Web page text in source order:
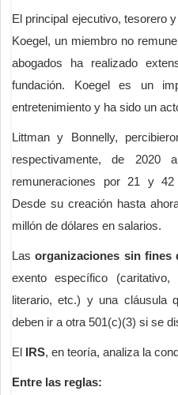
El principal ejecutivo, tesorero
Koegel, un miembro no
abogados ha realizado
fundación. Koegel es un
entretenimiento y ha sido un
Littman y Bonnelly,
respectivamente, de 2020
remuneraciones por 21 y 42
Desde su creación hasta
millón de dólares en salarios.
Lasorganizaciones sin fines
exento específico (caritativo,
literario, etc.) y una cláusula
deben ir a otra 501(c)(3) si se
El IRS, en teoría, analiza la
Entre las reglas: